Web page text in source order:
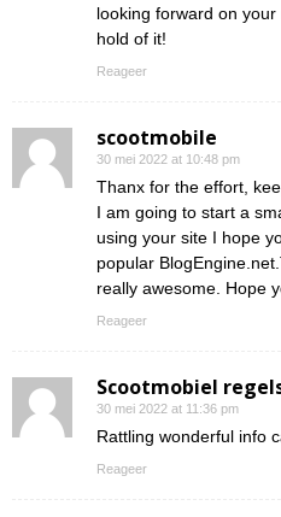
looking forward on
hold of it!
Reageer
scootmobile
30 mei 2022 at 10:48 pm
Thanx for the effort,
I am going to start a
using your site I hope
popular
really awesome. Hope
Reageer
Scootmobiel
30 mei 2022 at 11:36 pm
Rattling wonderful info
Reageer